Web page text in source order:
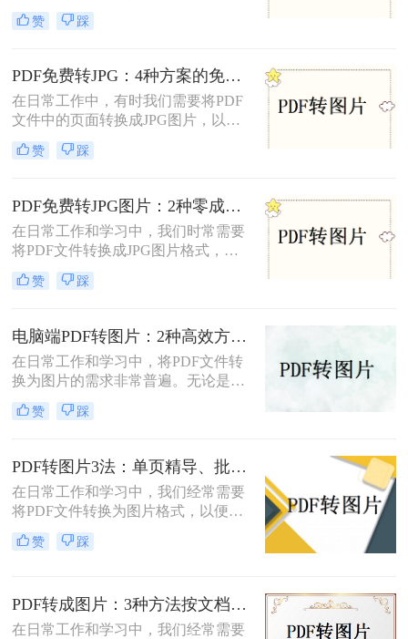
转图片不仅便于分享、保存和打印，
还能有效规避某些版权问题，提高阅
将介绍三种常用的PDF转图片方法。
赞 踩
PDF免费转JPG：4种方案的免费次数、文件限制和效果对照！
在日常工作中，有时我们需要将PDF
文件中的页面转换成JPG图片，以便
在不同的应用场景中使用。那么怎么
把pdf转换成jpg图片免费呢？本文将
轻松完成PDF到JPG的转换。
赞 踩
PDF免费转JPG图片：2种零成本方案的转换效果和限制！
在日常工作和学习中，我们时常需要
将PDF文件转换成JPG图片格式，以
便于在多种设备和平台上进行浏览和
分享。那么pdf怎么转换成jpg图片免
换成JPG图片的方法。
赞 踩
电脑端PDF转图片：2种高效方法的详细操作和参数配置!
在日常工作和学习中，将PDF文件转
换为图片的需求非常普遍。无论是为
了方便分享、展示还是进一步处理，
掌握几种高效的PDF转图片方法都是
图片呢？本文将详细介绍两种常见的
电脑上PDF转图片方法，帮助用户轻
松完成文件格式转换。
赞 踩
PDF转图片3法：单页精导、批量快导、截图应急各取所需！
在日常工作和学习中，我们经常需要
将PDF文件转换为图片格式，以便进
行分享、打印或进一步的图像处理。
那么怎么把pdf转图片呢？本文将介绍
据实际需求选择合适的方法进行转
换。
赞 踩
PDF转成图片：3种方法按文档类型（纯文本/图文/扫描件）选择！
在日常工作和学习中，我们经常需要